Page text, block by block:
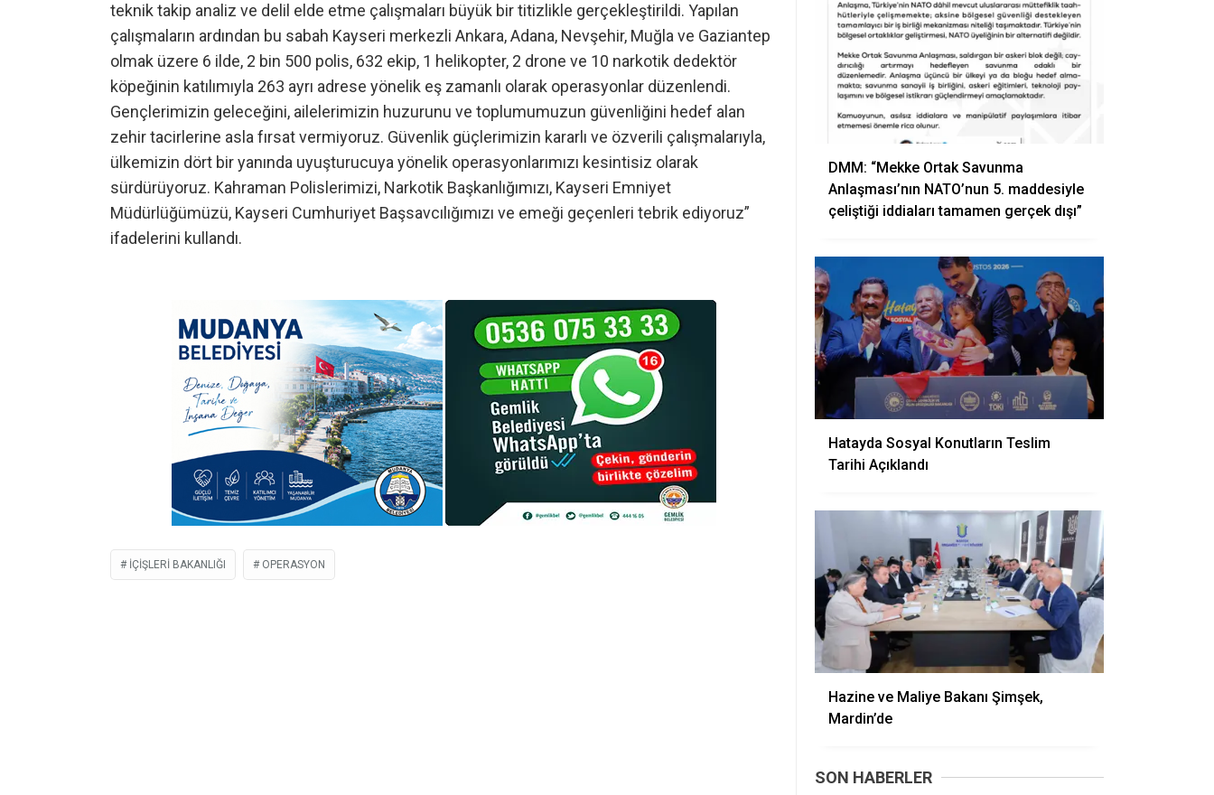
teknik takip analiz ve delil elde etme çalışmaları büyük bir titizlikle gerçekleştirildi. Yapılan
çalışmaların ardından bu sabah Kayseri merkezli Ankara, Adana, Nevşehir, Muğla ve Gaziantep
olmak üzere 6 ilde, 2 bin 500 polis, 632 ekip, 1 helikopter, 2 drone ve 10 narkotik dedektör
köpeğinin katılımıyla 263 ayrı adrese yönelik eş zamanlı olarak operasyonlar düzenlendi.
Gençlerimizin geleceğini, ailelerimizin huzurunu ve toplumumuzun güvenliğini hedef alan
zehir tacirlerine asla fırsat vermiyoruz. Güvenlik güçlerimizin kararlı ve özverili çalışmalarıyla,
ülkemizin dört bir yanında uyuşturucuya yönelik operasyonlarımızı kesintisiz olarak
sürdürüyoruz. Kahraman Polislerimizi, Narkotik Başkanlığımızı, Kayseri Emniyet
Müdürlüğümüzü, Kayseri Cumhuriyet Başsavcılığımızı ve emeği geçenleri tebrik ediyoruz”
ifadelerini kullandı.
IÇIŞLERI BAKANLIĞI OPERASYON
DMM: “Mekke Ortak Savunma
Anlaşması’nın NATO’nun 5. maddesiyle
çeliştiği iddiaları tamamen gerçek dışı”
Hatayda Sosyal Konutların Teslim
Tarihi Açıklandı
Hazine ve Maliye Bakanı Şimşek,
Mardin’de
SON HABERLER